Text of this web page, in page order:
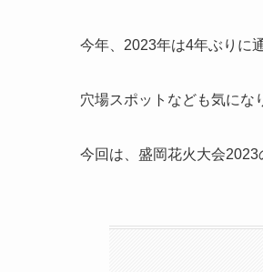
今年、2023年は4年ぶりに
穴場スポットなども気にな
今回は、盛岡花火大会2023